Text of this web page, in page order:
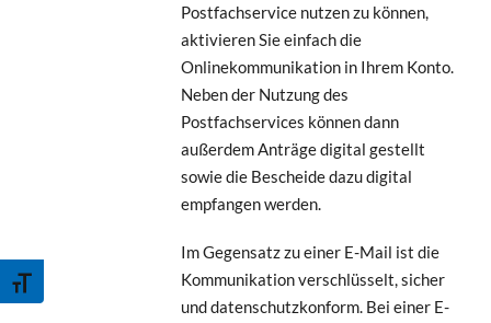
Schrift vergrößern
Postfachservice nutzen zu können,
aktivieren Sie einfach die
Onlinekommunikation in Ihrem Konto.
Neben der Nutzung des
Postfachservices können dann
außerdem Anträge digital gestellt
sowie die Bescheide dazu digital
empfangen werden.
Im Gegensatz zu einer E-Mail ist die
Kommunikation verschlüsselt, sicher
und datenschutzkonform. Bei einer E-